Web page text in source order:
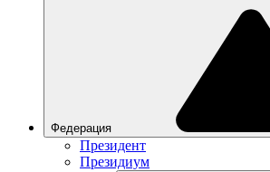
Федерация
Президент
Президиум